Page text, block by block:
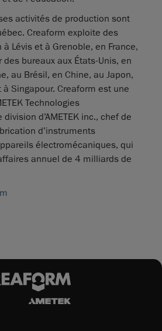
activités de production sont
Creaform exploite des
Lévis et à Grenoble, en France,
bureaux aux États-Unis, en
au Brésil, en Chine, au Japon,
Singapour. Creaform est une
Technologies
d’AMETEK inc., chef de
d’instruments
électromécaniques, qui
annuel de 4 milliards de